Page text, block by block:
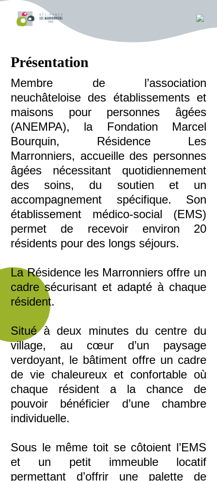
Présentation
Membre de l’association
neuchâteloise des établissements et
maisons pour personnes âgées
(ANEMPA), la Fondation Marcel
Bourquin, Résidence Les
Marronniers, accueille des personnes
âgées nécessitant quotidiennement
des soins, du soutien et un
accompagnement spécifique. Son
établissement médico-social (EMS)
permet de recevoir environ 20
résidents pour des longs séjours.
La Résidence les Marronniers offre un
cadre sécurisant et adapté à chaque
résident.
Situé à deux minutes du centre du
village, au cœur d’un paysage
verdoyant, le bâtiment offre un cadre
de vie chaleureux et confortable où
chaque résident a la chance de
pouvoir bénéficier d’une chambre
individuelle.
Sous le même toit se côtoient l’EMS
et un petit immeuble locatif
permettant d’offrir une palette de